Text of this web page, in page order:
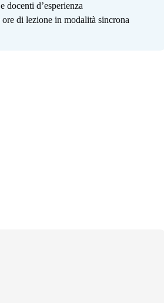
d’esperienza
di lezione in modalità sincrona